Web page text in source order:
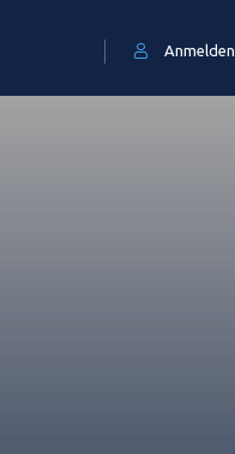
Anmelden